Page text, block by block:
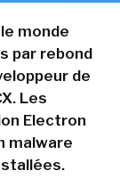
monde
par rebond
de
Les
Electron
malware